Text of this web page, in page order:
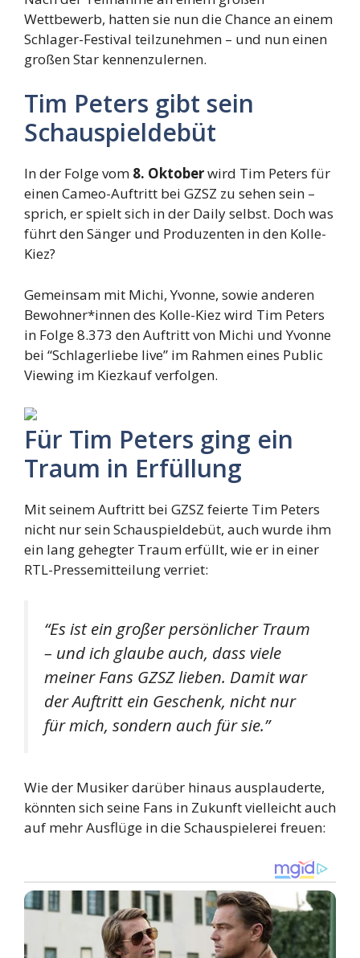
Wettbewerb, hatten sie nun die Chance an einem
Schlager-Festival teilzunehmen – und nun einen
großen Star kennenzulernen.
Tim Peters gibt sein
Schauspieldebüt
In der Folge vom 8. Oktoberwird Tim Peters für
einen Cameo-Auftritt bei GZSZ zu sehen sein –
sprich, er spielt sich in der Daily selbst. Doch was
führt den Sänger und Produzenten in den Kolle-
Kiez?
Gemeinsam mit Michi, Yvonne, sowie anderen
Bewohner*innen des Kolle-Kiez wird Tim Peters
in Folge 8.373 den Auftritt von Michi und Yvonne
bei “Schlagerliebe live” im Rahmen eines Public
Viewing im Kiezkauf verfolgen.
Für Tim Peters ging ein
Traum in Erfüllung
Mit seinem Auftritt bei GZSZ feierte Tim Peters
nicht nur sein Schauspieldebüt, auch wurde ihm
ein lang gehegter Traum erfüllt, wie er in einer
RTL-Pressemitteilung verriet:
“Es ist ein großer persönlicher Traum
– und ich glaube auch, dass viele
meiner Fans GZSZ lieben. Damit war
der Auftritt ein Geschenk, nicht nur
für mich, sondern auch für sie.”
Wie der Musiker darüber hinaus ausplauderte,
könnten sich seine Fans in Zukunft vielleicht auch
auf mehr Ausflüge in die Schauspielerei freuen: